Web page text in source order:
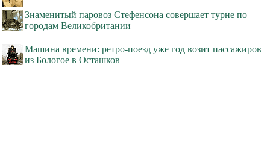
Знаменитый паровоз Стефенсона совершает турне по
городам Великобритании
Машина времени: ретро-поезд уже год возит пассажиров
из Бологое в Осташков